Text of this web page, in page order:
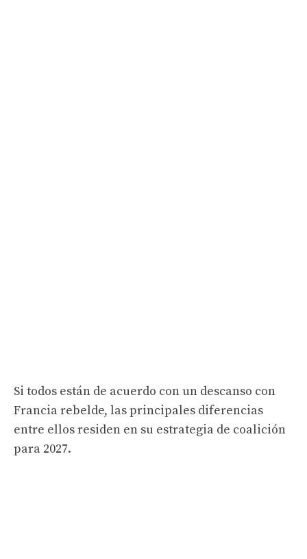
Si todos están de acuerdo con un descanso con
Francia rebelde, las principales diferencias
entre ellos residen en su estrategia de coalición
para 2027.